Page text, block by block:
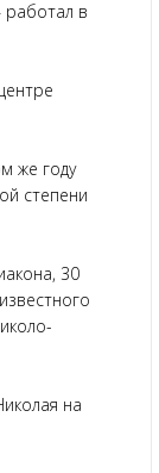
в
же году
степени
30
на